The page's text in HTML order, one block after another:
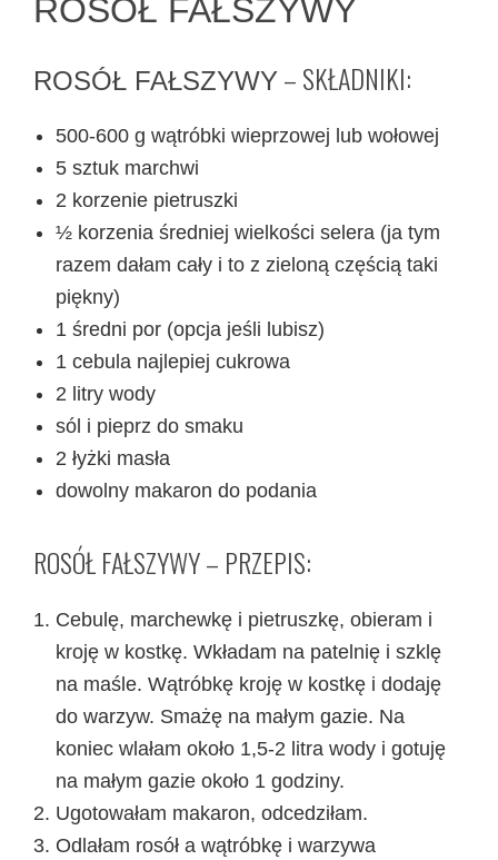
ROSÓŁ FAŁSZYWY
ROSÓŁ FAŁSZYWY – SKŁADNIKI:
500-600 g wątróbki wieprzowej lub wołowej
5 sztuk marchwi
2 korzenie pietruszki
½ korzenia średniej wielkości selera (ja tym
razem dałam cały i to z zieloną częścią taki
piękny)
1 średni por (opcja jeśli lubisz)
1 cebula najlepiej cukrowa
2 litry wody
sól i pieprz do smaku
2 łyżki masła
dowolny makaron do podania
ROSÓŁ FAŁSZYWY – PRZEPIS:
Cebulę, marchewkę i pietruszkę, obieram i
kroję w kostkę. Wkładam na patelnię i szklę
na maśle. Wątróbkę kroję w kostkę i dodaję
do warzyw. Smażę na małym gazie. Na
koniec wlałam około 1,5-2 litra wody i gotuję
na małym gazie około 1 godziny.
Ugotowałam makaron, odcedziłam.
Odlałam rosół a wątróbkę i warzywa